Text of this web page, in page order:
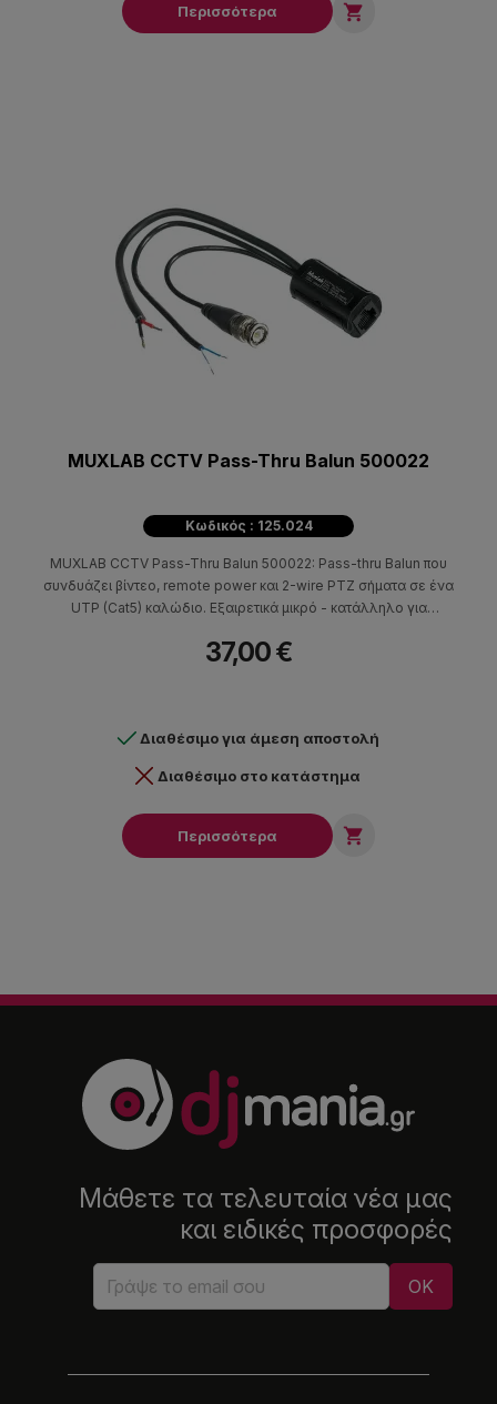
Περισσότερα 
MUXLAB CCTV Pass-Thru Balun 500022
Κωδικός : 125.024
MUXLAB CCTV Pass-Thru Balun 500022: Pass-thru Balun που
συνδυάζει βίντεο, remote power και 2-wire PTZ σήματα σε ένα
UTP (Cat5) καλώδιο. Εξαιρετικά μικρό - κατάλληλο για
με άλλα CCTV baluns.
37,00 €
Διαθέσιμο για άμεση αποστολή
Διαθέσιμο στο κατάστημα
Περισσότερα 
Μάθετε τα τελευταία νέα μας
και ειδικές προσφορές